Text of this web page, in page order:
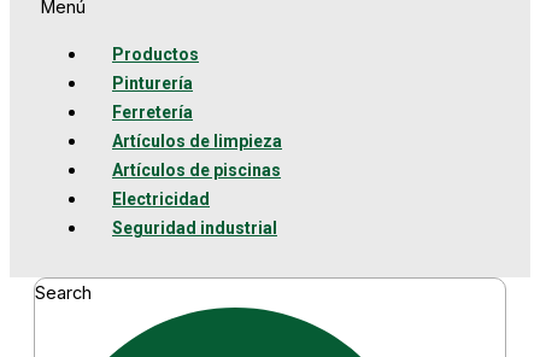
Menú
Productos
Pinturería
Ferretería
Artículos de limpieza
Artículos de piscinas
Electricidad
Seguridad industrial
Search